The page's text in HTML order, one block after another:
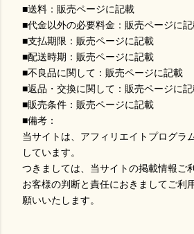
■送料：販売ページに記載
■代金以外の必要料金：販売ページに
■支払期限：販売ページに記載
■配送時期：販売ページに記載
■不良品に関して：販売ページに記載
■返品・交換に関して：販売ページに
■販売条件：販売ページに記載
■備考：
当サイトは、アフィリエイトプログラ
しています。
つきましては、当サイトの掲載情報ご
お客様の判断と責任におきましてご利
願いいたします。